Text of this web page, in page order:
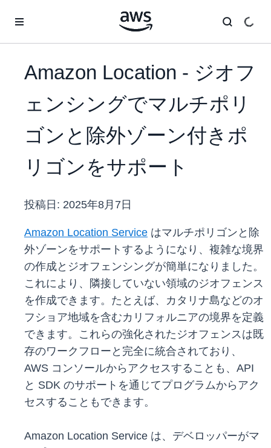
Amazon Location - ジオフ
ェンシングでマルチポリ
ゴンと除外ゾーン付きポ
リゴンをサポート
投稿日: 2025年8月7日
Amazon Location Service はマルチポリゴンと除
外ゾーンをサポートするようになり、複雑な境界
の作成とジオフェンシングが簡単になりました。
これにより、隣接していない領域のジオフェンス
を作成できます。たとえば、カタリナ島などのオ
フショア地域を含むカリフォルニアの境界を定義
できます。これらの強化されたジオフェンスは既
存のワークフローと完全に統合されており、
AWS コンソールからアクセスすることも、API
と SDK のサポートを通じてプログラムからアク
セスすることもできます。
Amazon Location Service は、デベロッパーがマ